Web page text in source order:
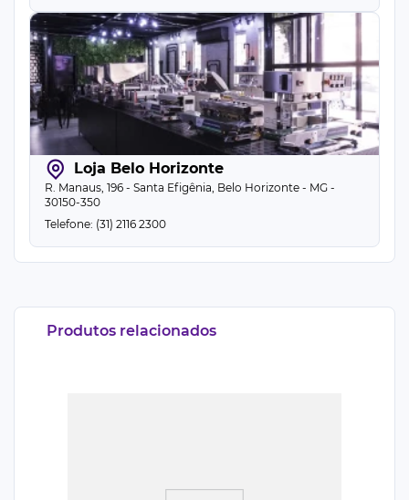
Loja Belo Horizonte
R. Manaus, 196 - Santa Efigênia, Belo Horizonte - MG -
30150-350
Telefone: (31) 2116 2300
Produtos relacionados